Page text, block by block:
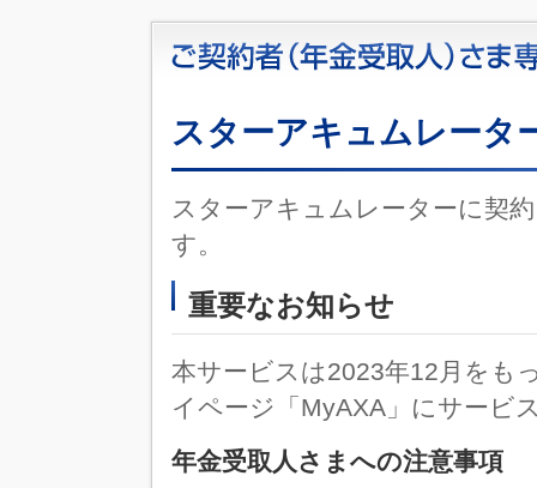
スターアキュムレータ
スターアキュムレーターに契
す。
重要なお知らせ
本サービスは2023年12月をも
イページ「MyAXA」にサービ
年金受取人さまへの注意事項